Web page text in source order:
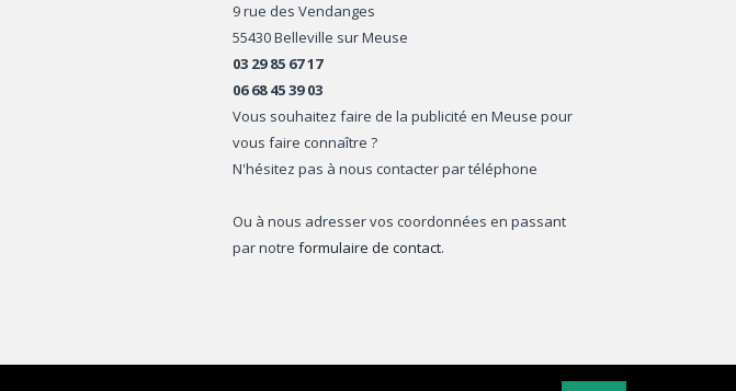
9 rue des Vendanges
55430 Belleville sur Meuse
03 29 85 67 17
06 68 45 39 03
Vous souhaitez faire de la publicité en Meuse pour
vous faire connaître ?
N'hésitez pas à nous contacter par téléphone
Ou à nous adresser vos coordonnées en passant
par notre formulaire de contact.